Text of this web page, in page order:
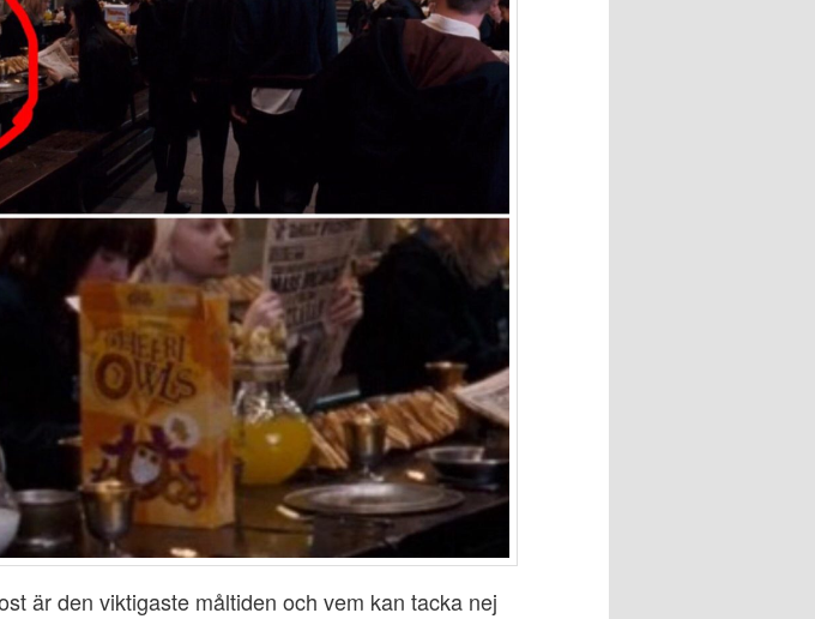
är den viktigaste måltiden och vem kan tacka nej